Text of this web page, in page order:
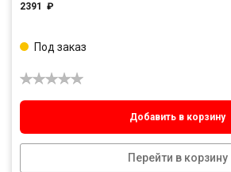
2391 ₽
Добавить в корзину
Перейти в корзину
Под заказ